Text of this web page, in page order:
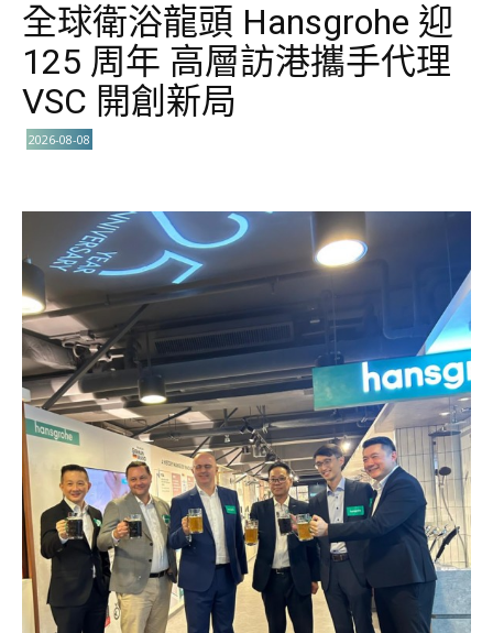
全球衛浴龍頭 Hansgrohe 迎
125 周年 高層訪港攜手代理
VSC 開創新局
2026-08-08